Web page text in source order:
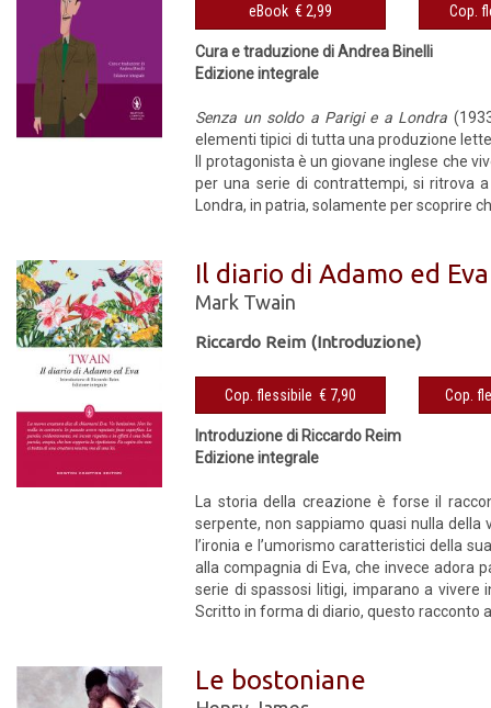
eBook € 2,99
Cura e traduzione di Andrea Binelli
Edizione integrale
Senza un soldo a Parigi e a Londra
elementi tipici di tutta una produzione
Il protagonista è un giovane inglese che
per una serie di contrattempi, si ritrova
Londra, in patria, solamente per scoprire
Il diario di Adamo ed Eva
Mark Twain
Riccardo Reim (Introduzione)
Cop. flessibile € 7,90
Introduzione di Riccardo Reim
Edizione integrale
La storia della creazione è forse il
serpente, non sappiamo quasi nulla
l’ironia e l’umorismo caratteristici della
alla compagnia di Eva, che invece adora
serie di spassosi litigi, imparano a
Scritto in forma di diario, questo racconto
Le bostoniane